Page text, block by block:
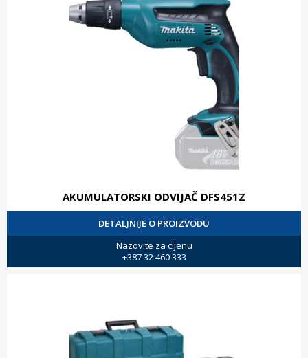
AKUMULATORSKI ODVIJAČ DFS451Z
DETALJNIJE O PROIZVODU
Nazovite za cijenu
+387 32 460 333